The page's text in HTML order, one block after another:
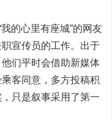
的心里有座城”的网友
宣传员的工作。出于
们平时会借助新媒体
客同意，多方投稿积
只是叙事采用了第一